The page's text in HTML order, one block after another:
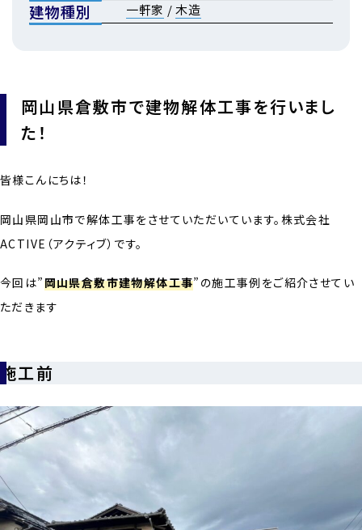
建物種別 一軒家 /木造
岡山県倉敷市で建物解体工事を行いまし
た！
皆様こんにちは！
岡山県岡山市で解体工事をさせていただいています。株式会社
ACTIVE（アクティブ）です。
今回は”岡山県倉敷市建物解体工事”の施工事例をご紹介させてい
ただきます
施工前